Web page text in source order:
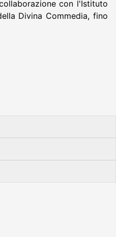
con l'Istituto
Divina Commedia, fino